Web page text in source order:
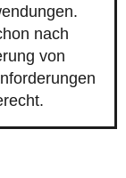
nach
von